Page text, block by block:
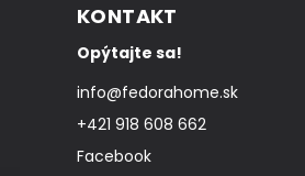
KONTAKT
Opýtajte sa!
info@fedorahome.sk
+421 918 608 662
Facebook